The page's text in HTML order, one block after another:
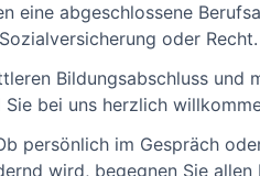
eine abgeschlossene
oder Recht.
Bildungsabschluss und
bei uns herzlich
persönlich im Gespräch
wird, begegnen Sie